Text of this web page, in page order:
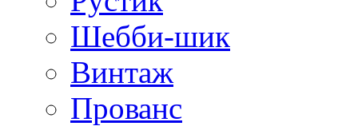
Шебби-шик
Винтаж
Прованс